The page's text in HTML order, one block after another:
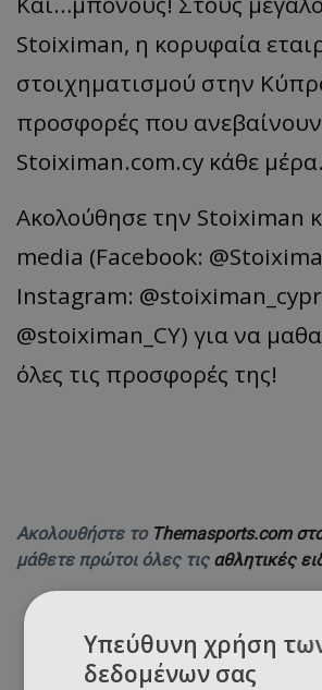
Stoiximan, η κορυφαία
στοιχηματισμού στην
προσφορές που
Stoiximan.com.cy κάθε μέρα.
Ακολούθησε την Stoiximan
media (Facebook:
Instagram:
@stoiximan_CY) για να
όλες τις προσφορές της!
Ακολουθήστε το Themasports.com
μάθετε πρώτοι όλες τις αθλητικές
Υπεύθυνη χρήση
δεδομένων σας